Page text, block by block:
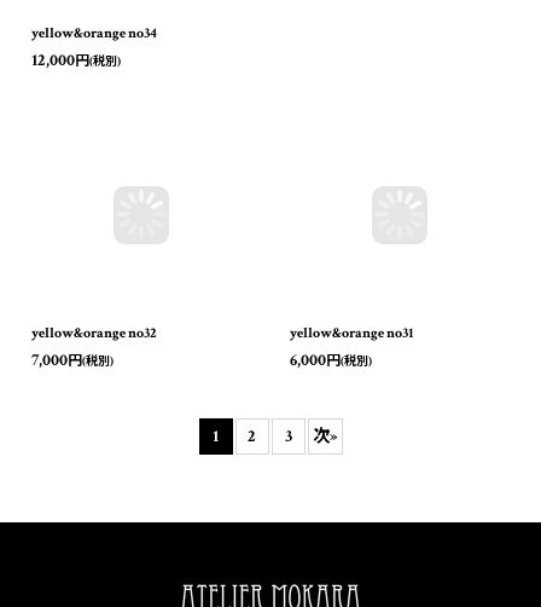
yellow&orange no34
12,000円(税別)
yellow&orange no31
6,000円